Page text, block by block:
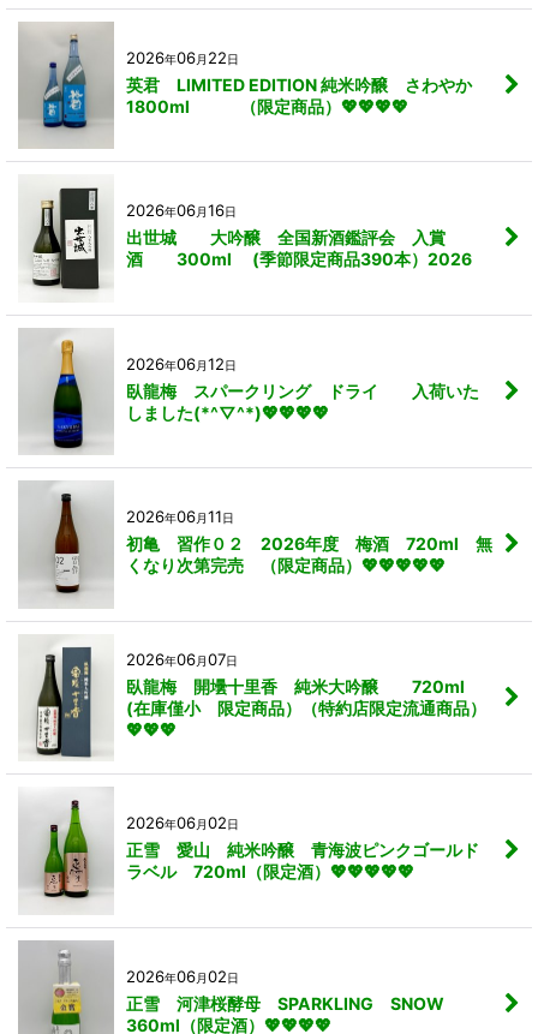
2026年06月 22日
英君 LIMITED EDITION 純米吟醸 さわやか
1800ml （限定商品）💖💖💖💖
2026年06月16日
出世城 大吟醸 全国新酒鑑評会 入賞
酒 300ml (季節限定商品390本）2026
2026年06月12日
臥龍梅 スパークリング ドライ 入荷いた
しました(*^▽^*)💖💖💖💖
2026年06月11日
初亀 習作０２ 2026年度 梅酒 720ml 無
くなり次第完売 （限定商品）💖💖💖💖💖
2026年06月07日
臥龍梅 開壜十里香 純米大吟醸 720ml
(在庫僅小 限定商品）（特約店限定流通商品）
💖💖💖
2026年06月02日
正雪 愛山 純米吟醸 青海波ピンクゴールド
ラベル 720ml（限定酒）💖💖💖💖💖
2026年06月02日
正雪 河津桜酵母 SPARKLING SNOW
360ml（限定酒）💖💖💖💖